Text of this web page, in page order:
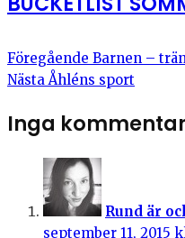
Föregående Barnen –
Nästa Åhléns sport
Inga
Rund är
september 11, 2015